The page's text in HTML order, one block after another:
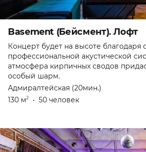
Basement (Бейсмент). Лофт
Концерт будет на высоте благодаря
профессиональной акустической
атмосфера кирпичных сводов
особый шарм.
Адмиралтейская (20мин.)
130 м2 • 50 человек